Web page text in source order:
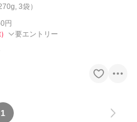
3袋）
円
） 要エントリー
1